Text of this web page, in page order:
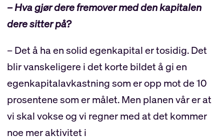
– Hva gjør dere fremover med den kapitalen
dere sitter på?
– Det å ha en solid egenkapital er tosidig. Det
blir vanskeligere i det korte bildet å gi en
egenkapitalavkastning som er opp mot de 10
prosentene som er målet. Men planen vår er at
vi skal vokse og vi regner med at det kommer
noe mer aktivitet i